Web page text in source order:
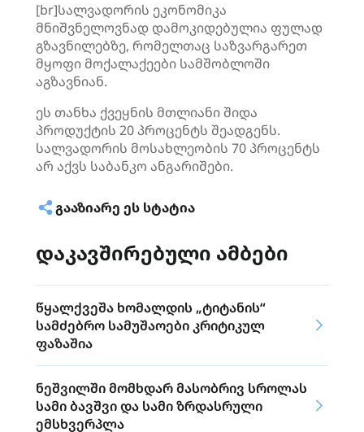
[br]სალვადორის ეკონომიკა
მნიშვნელოვნად დამოკიდებულია ფულად
გზავნილებზე, რომელთაც საზვარგარეთ
მყოფი მოქალაქეები სამშობლოში
აგზავნიან.
ეს თანხა ქვეყნის მთლიანი შიდა
პროდუქტის 20 პროცენტს შეადგენს.
სალვადორის მოსახლეობის 70 პროცენტს
არ აქვს საბანკო ანგარიშები.
ᲒᲐᲐᲖᲘᲐᲠᲔ ᲔᲡ ᲡᲢᲐᲢᲘᲐ
დაკავშირებული ამბები
წყალქვეშა ხომალდის „ტიტანის“
სამძებრო სამუშაოები კრიტიკულ
ფაზაშია
ნეშვილში მომხდარ მასობრივ სროლას
სამი ბავშვი და სამი ზრდასრული
ემსხვერპლა